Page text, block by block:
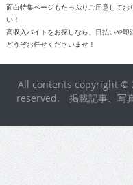
面白特集ページもたっぷりご用意して
い！
高収入バイトをお探しなら、日払いや
どうぞお任せくださいませ！
All contents copyright ©
reserved. 掲載記事、写